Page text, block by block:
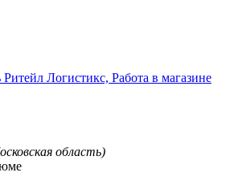
Ритейл Логистикс, Работа в магазине
область)